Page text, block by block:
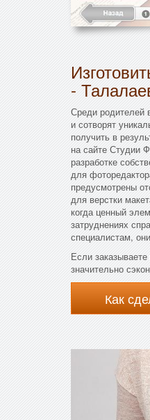
-
Среди родителей
и сотворят
получить в
на сайте Студии
разработке
для
предусмотрены
для верстки
когда ценный
затруднениях
специалистам,
Если
значительно
Как